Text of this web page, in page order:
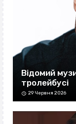
Відомий
тролейбусі
29 Червня 2026